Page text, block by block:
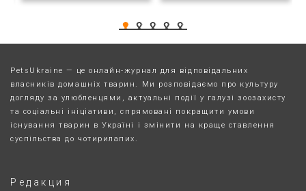
PetsUkraine — це онлайн-журнал для відповідальних
власників домашніх тварин. Ми розповідаємо про культуру
догляду за улюбленцями, актуальні події у галузі зоозахисту
та соціальні ініціативи, спрямовані покращити умови
існування тварин в Україні і змінити на краще ставлення
суспільства до чотирилапих.
Редакция